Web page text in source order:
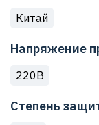
Китай
Напряжение
220В
Степень